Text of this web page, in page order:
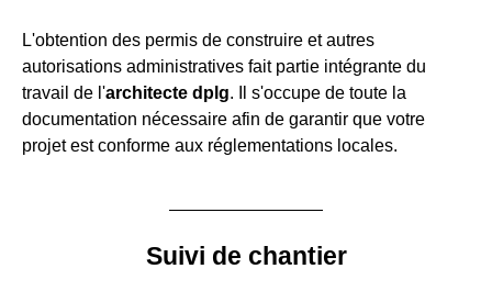
L'obtention des permis de construire et autres
autorisations administratives fait partie intégrante du
travail de l'architecte dplg. Il s'occupe de toute la
documentation nécessaire afin de garantir que votre
projet est conforme aux réglementations locales.
Suivi de chantier